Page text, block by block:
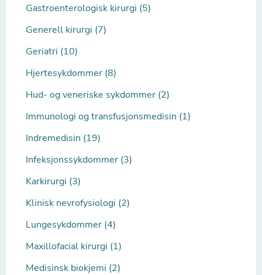
Gastroenterologisk kirurgi (5)
Generell kirurgi (7)
Geriatri (10)
Hjertesykdommer (8)
Hud- og veneriske sykdommer (2)
Immunologi og transfusjonsmedisin (1)
Indremedisin (19)
Infeksjonssykdommer (3)
Karkirurgi (3)
Klinisk nevrofysiologi (2)
Lungesykdommer (4)
Maxillofacial kirurgi (1)
Medisinsk biokjemi (2)